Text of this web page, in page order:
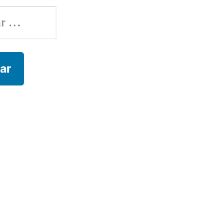
Turismo